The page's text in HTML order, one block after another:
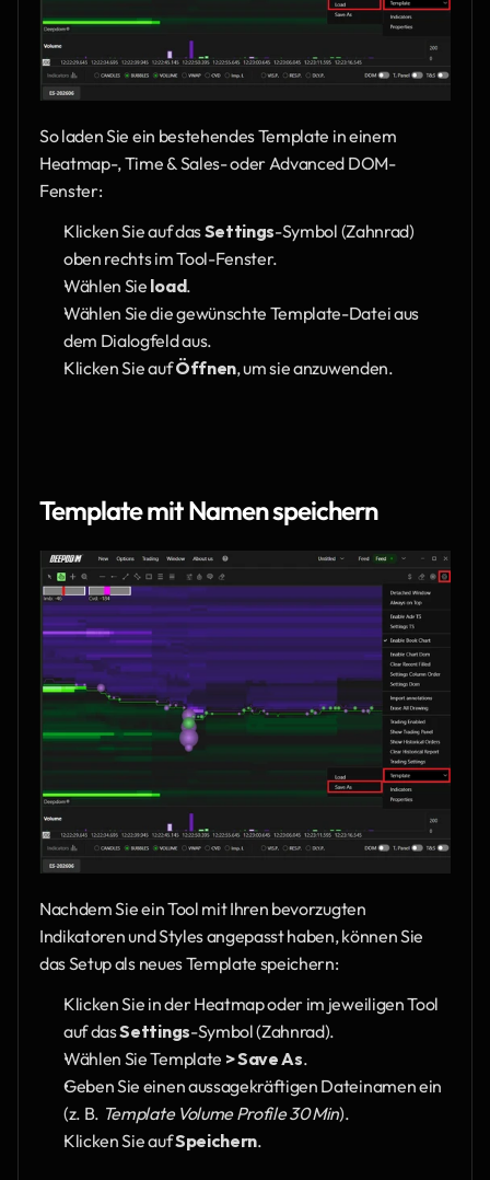
So laden Sie ein bestehendes Template in einem
Heatmap-, Time & Sales- oder Advanced DOM-
Fenster:
Klicken Sie auf das Settings-Symbol (Zahnrad)
oben rechts im Tool-Fenster.
Wählen Sie load.
Wählen Sie die gewünschte Template-Datei aus
dem Dialogfeld aus.
Klicken Sie auf Öffnen, um sie anzuwenden.
Template mit Namen speichern
Nachdem Sie ein Tool mit Ihren bevorzugten
Indikatoren und Styles angepasst haben, können Sie
das Setup als neues Template speichern:
Klicken Sie in der Heatmap oder im jeweiligen Tool
auf das Settings-Symbol (Zahnrad).
Wählen Sie Template > Save As.
Geben Sie einen aussagekräftigen Dateinamen ein
(z. B. Template Volume Profile 30 Min).
Klicken Sie auf Speichern.